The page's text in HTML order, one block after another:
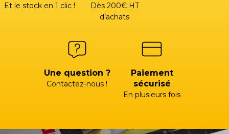
Et le stock en 1 clic !
Dès 200€ HT
d’achats
Une question ?
Contactez-nous !
Paiement
sécurisé
En plusieurs fois